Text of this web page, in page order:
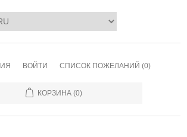
ВОЙТИ СПИСОК ПОЖЕЛАНИЙ (0)
КОРЗИНА (0)